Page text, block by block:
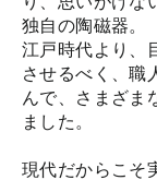
独自の陶磁器。
江戸時代より、
させるべく、職
んで、さまざま
ました。
現代だからこそ